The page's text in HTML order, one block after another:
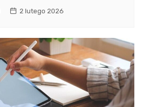
2 lutego 2026